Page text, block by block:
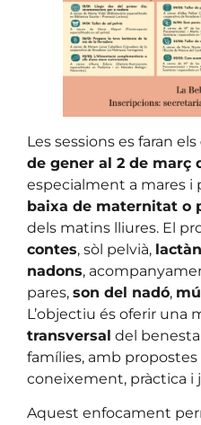
Les sessions es faran els
de gener al 2 de març
especialment a mares i
baixa de maternitat o
dels matins lliures. El
contes, sòl pelvià,
nadons,
pares, son del nadó,
L’objectiu és oferir una
transversal del
famílies, amb
coneixement, pràctica i
Aquest enfocament